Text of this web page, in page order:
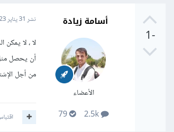
-1
أسامة زيادة
الأعضاء
نشر 31 يناير 2023
لا ، لا
أن يحصل
من أجل